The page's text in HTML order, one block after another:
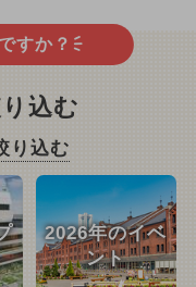
すか？
込む
り込む
2026年のイベ
ント